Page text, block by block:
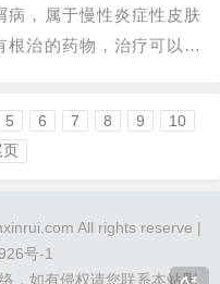
...
病，属于慢性炎症性皮肤
根治的药物，治疗可以好
软膏，蒽林，他克莫司乳
可以选用口服药，甲氨蝶
，维A酸类等药物。平时饮
5 6 7 8 9
10
页
All rights reserve |
号-1
，如有侵权请您联系本站删